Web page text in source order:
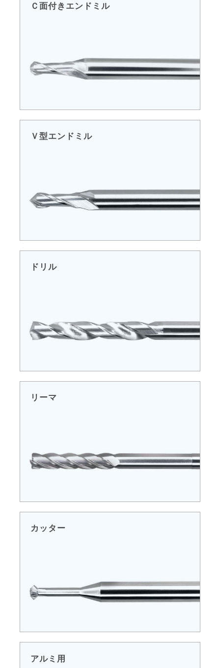
Ｃ面付きエンドミル
Ｖ型エンドミル
ドリル
リーマ
カッター
アルミ用